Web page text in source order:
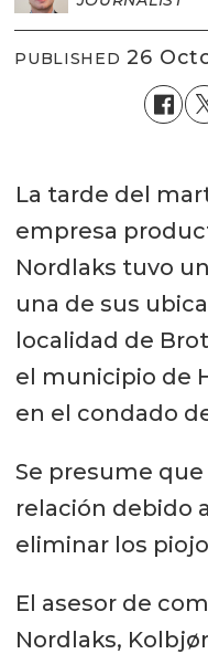
PUBLISHED 26
La tarde del
empresa
Nordlaks tuvo
una de sus
localidad de
el municipio de
en el condado
Se presume
relación debido
eliminar los
El asesor de
Nordlaks,